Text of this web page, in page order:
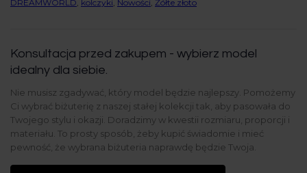
DREAMWORLD kolczyki Nowości Żółte złoto
Konsultacja przed zakupem - wybierz model
idealny dla siebie.
Nie musisz zgadywać, który model będzie najlepszy. Pomożemy
Ci wybrać biżuterię z naszej stałej kolekcji tak, aby pasowała do
Twojego stylu i okazji. Doradzimy w kwestii rozmiaru, proporcji i
materiału. To prosty sposób, żeby kupić świadomie i mieć
pewność, że wybrana biżuteria naprawdę będzie Twoja.